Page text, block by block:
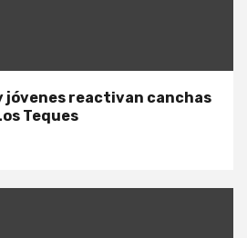
jóvenes reactivan canchas
Teques